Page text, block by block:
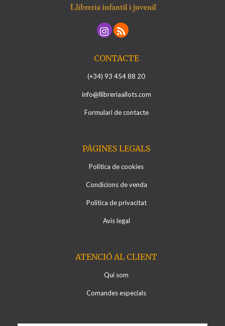
CONTACTE
(+34) 93 454 88 20
info@llibreriaallots.com
Formulari de contacte
PÁGINES LEGALS
Política de cookies
Condicions de venda
Política de privacitat
Avís legal
ATENCIÓ AL CLIENT
Qui som
Comandes especials